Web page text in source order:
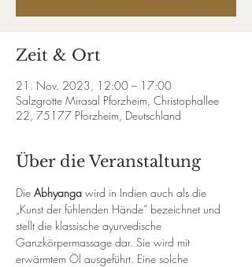
Zeit & Ort
21. Nov. 2023, 12:00 – 17:00
Salzgrotte Mirasal Pforzheim, Christophallee
22, 75177 Pforzheim, Deutschland
Über die Veranstaltung
Die Abhyanga wird in Indien auch als die
„Kunst der fühlenden Hände“ bezeichnet und
stellt die klassische ayurvedische
Ganzkörpermassage dar. Sie wird mit
erwärmtem Öl ausgeführt. Eine solche